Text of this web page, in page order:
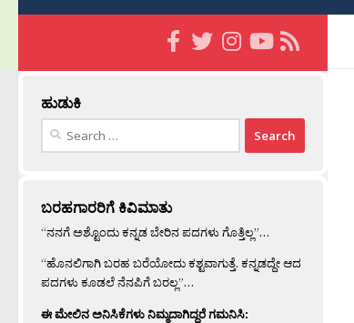
ಹುಡುಕಿ
Search
ಬರಹಗಾರರಿಗೆ ಕಿವಿಮಾತು
“ನನಗೆ ಅಶ್ಟೊಂದು ಕನ್ನಡ ಬೇರಿನ ಪದಗಳು ಗೊತ್ತಿಲ್ಲ”…
“ಹೊನಲಿಗಾಗಿ ಬರಹ ಬರೆಯೋದು ಕಶ್ಟವಾಗುತ್ತೆ. ಕನ್ನಡದ್ದೇ ಆದ
ಪದಗಳು ಕೂಡಲೆ ನೆನಪಿಗೆ ಬರಲ್ಲ”…
ಈ ಮೇಲಿನ ಅನಿಸಿಕೆಗಳು ನಿಮ್ಮದಾಗಿದ್ದರೆ ಗಮನಿಸಿ: